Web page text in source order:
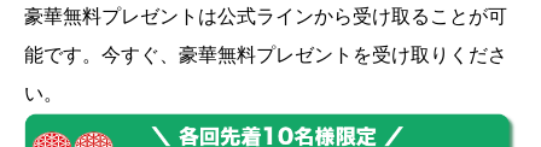
豪華無料プレゼントは公式ラインから受け取ることが可
能です。今すぐ、豪華無料プレゼントを受け取りくださ
い。